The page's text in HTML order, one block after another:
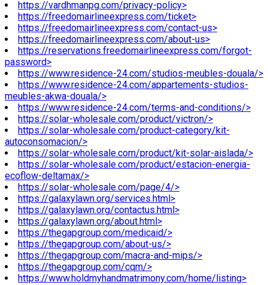
https://vardhmanpg.com/privacy-policy>
https://freedomairlineexpress.com/ticket>
https://freedomairlineexpress.com/contact-us>
https://freedomairlineexpress.com/about-us>
https://reservations.freedomairlineexpress.com/forgot-
password>
https://www.residence-24.com/studios-meubles-douala/>
https://www.residence-24.com/appartements-studios-
meubles-akwa-douala/>
https://www.residence-24.com/terms-and-conditions/>
https://solar-wholesale.com/product/victron/>
https://solar-wholesale.com/product-category/kit-
autoconsomacion/>
https://solar-wholesale.com/product/kit-solar-aislada/>
https://solar-wholesale.com/product/estacion-energia-
ecoflow-deltamax/>
https://solar-wholesale.com/page/4/>
https://galaxylawn.org/services.html>
https://galaxylawn.org/contactus.html>
https://galaxylawn.org/about.html>
https://thegapgroup.com/medicaid/>
https://thegapgroup.com/about-us/>
https://thegapgroup.com/macra-and-mips/>
https://thegapgroup.com/cqm/>
https://www.holdmyhandmatrimony.com/home/listing>